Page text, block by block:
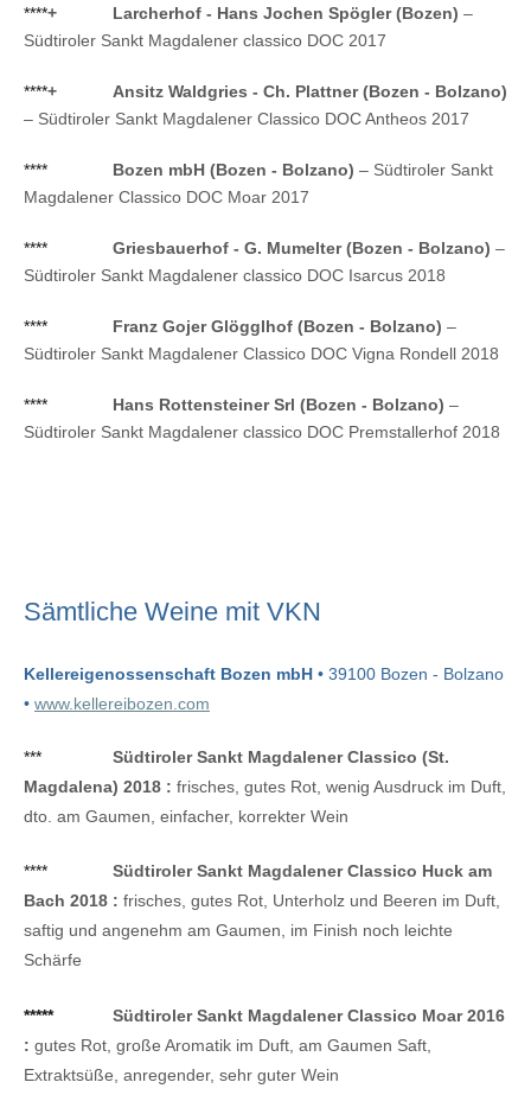
****+ Larcherhof - Hans Jochen Spögler (Bozen) –
Südtiroler Sankt Magdalener classico DOC 2017
****+
Ansitz Waldgries - Ch. Plattner (Bozen - Bolzano)
– Südtiroler Sankt Magdalener Classico DOC Antheos 2017
**** Bozen mbH (Bozen - Bolzano) – Südtiroler Sankt
Magdalener Classico DOC Moar 2017
**** Griesbauerhof - G. Mumelter (Bozen - Bolzano) –
Südtiroler Sankt Magdalener classico DOC Isarcus 2018
**** Franz Gojer Glögglhof (Bozen - Bolzano) –
Südtiroler Sankt Magdalener Classico DOC Vigna Rondell 2018
**** Hans Rottensteiner Srl (Bozen - Bolzano) –
Südtiroler Sankt Magdalener classico DOC Premstallerhof 2018
Sämtliche Weine mit VKN
Kellereigenossenschaft Bozen mbH • 39100 Bozen - Bolzano
• www.kellereibozen.com
***
Südtiroler Sankt Magdalener Classico (St.
Magdalena) 2018 : frisches, gutes Rot, wenig Ausdruck im Duft,
dto. am Gaumen, einfacher, korrekter Wein
****
Südtiroler Sankt Magdalener Classico Huck am
Bach 2018 : frisches, gutes Rot, Unterholz und Beeren im Duft,
saftig und angenehm am Gaumen, im Finish noch leichte
Schärfe
*****
Südtiroler Sankt Magdalener Classico Moar 2016
: gutes Rot, große Aromatik im Duft, am Gaumen Saft,
Extraktsüße, anregender, sehr guter Wein